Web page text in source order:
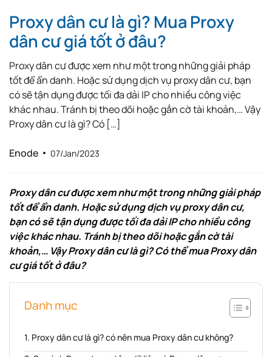
Proxy dân cư là gì? Mua Proxy
dân cư giá tốt ở đâu?
Proxy dân cư được xem như một trong những giải pháp
tốt để ẩn danh. Hoặc sử dụng dịch vụ proxy dân cư, bạn
có sẽ tận dụng được tối đa dải IP cho nhiều công việc
khác nhau. Tránh bị theo dõi hoặc gắn cờ tài khoản,… Vậy
Proxy dân cư là gì? Có […]
Enode 07/Jan/2023
Proxy dân cư được xem như một trong những giải pháp
tốt để ẩn danh. Hoặc sử dụng dịch vụ proxy dân cư,
bạn có sẽ tận dụng được tối đa dải IP cho nhiều công
việc khác nhau. Tránh bị theo dõi hoặc gắn cờ tài
khoản,… Vậy Proxy dân cư là gì? Có thể mua Proxy dân
cư giá tốt ở đâu?
Danh mục
Proxy dân cư là gì? có nên mua Proxy dân cư không?